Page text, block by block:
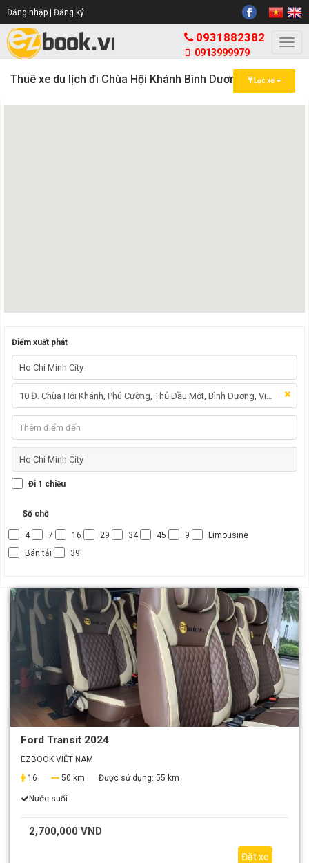
Đăng nhập | Đăng ký
0931882382
0913999979
Thuê xe du lịch đi Chùa Hội Khánh Bình Dương Lọc xe
Điểm xuất phát
Đi 1 chiều
Số chỗ
4 7 16 29 34 45 9
Limousine
Bán tải
39
Ford Transit 2024
EZBOOK VIỆT NAM
16
50 km Được sử dụng: 55 km
Nước suối
2,700,000 VND
Đặt xe